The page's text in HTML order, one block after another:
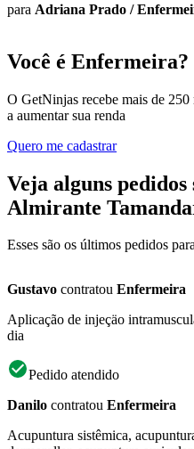
para Adriana Prado /
Você é Enfermeira?
O GetNinjas recebe mais de
a aumentar sua renda
Quero me cadastrar
Veja alguns
Almirante
Esses são os últimos pedidos
Gustavo contratou Enfermeira
Aplicação de injeçäo
dia
Pedido atendido
Danilo contratou Enfermeira
Acupuntura sistêmica,